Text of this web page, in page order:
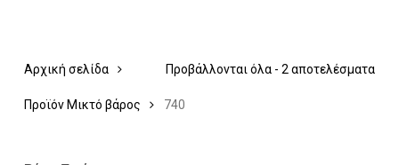
Προβάλλονται όλα - 2 αποτελέσματα
Αρχική σελίδα
Προϊόν Μικτό βάρος 740